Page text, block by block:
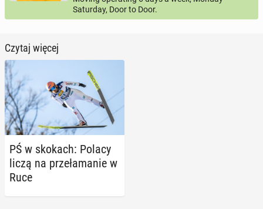
Saturday, Door to Door.
Czytaj więcej
PŚ w skokach: Polacy
liczą na prze­ła­ma­nie w
Ruce